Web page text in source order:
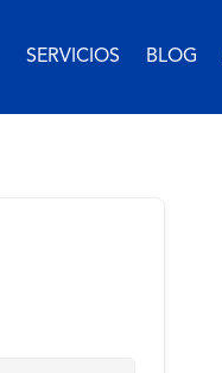
SERVICIOS BLOG